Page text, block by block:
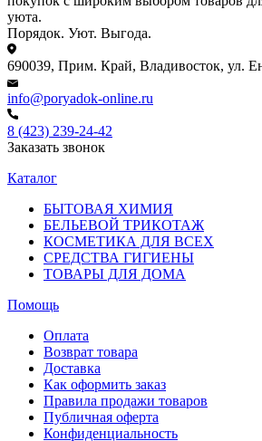
уюта.
Порядок. Уют. Выгода.
690039, Прим. Край, Владивосток, ул.
info@poryadok-online.ru
8 (423) 239-24-42
Заказать звонок
Каталог
БЫТОВАЯ ХИМИЯ
БЕЛЬЕВОЙ ТРИКОТАЖ
КОСМЕТИКА ДЛЯ ВСЕХ
СРЕДСТВА ГИГИЕНЫ
ТОВАРЫ ДЛЯ ДОМА
Помощь
Оплата
Возврат товара
Доставка
Как оформить заказ
Правила продажи товаров
Публичная оферта
Конфиденциальность